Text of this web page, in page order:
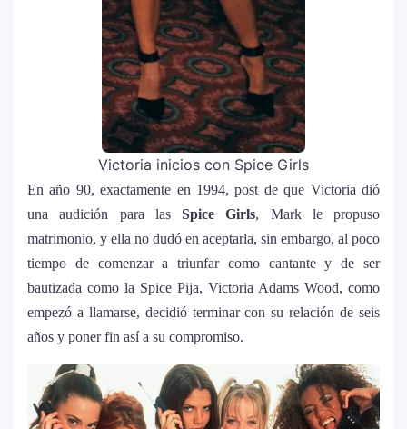
Bad Bunny causa revuelo en México
antes de iniciar su gira “DeBÍ TiRAR MáS
FOToS World Tour”
Maluma se corona como el mejor vestido
en Premios Juventud 2025 con un
homenaje a la moda colombiana
10 Carín León y Ricky Martin unen fuerzas
en una nueva versión de A Medio Vivir
11
Justin Bieber rompe récord en Coachella
2026: el artista mejor pagado de la
historia del festival
12
Farándula ::. Isadora, hija de Chayanne,
logra su primera nominación a los Latin
Victoria inicios con Spice Girls
En año 90, exactamente en 1994, post de que Victoria dió
una audición para las Spice Girls, Mark le propuso
matrimonio, y ella no dudó en aceptarla, sin embargo, al poco
tiempo de comenzar a triunfar como cantante y de ser
bautizada como la Spice Pija, Victoria Adams Wood, como
empezó a llamarse, decidió terminar con su relación de seis
años y poner fin así a su compromiso.